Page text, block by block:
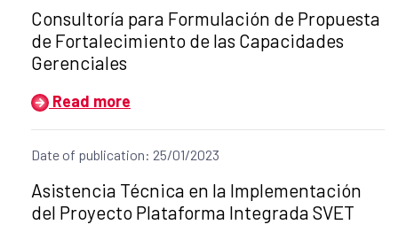
Title of the announcement:
Consultoría para Formulación de Propuesta
de Fortalecimiento de las Capacidades
Gerenciales
Read more
Date of publication: 25/01/2023
Title of the announcement:
Asistencia Técnica en la Implementación
del Proyecto Plataforma Integrada SVET